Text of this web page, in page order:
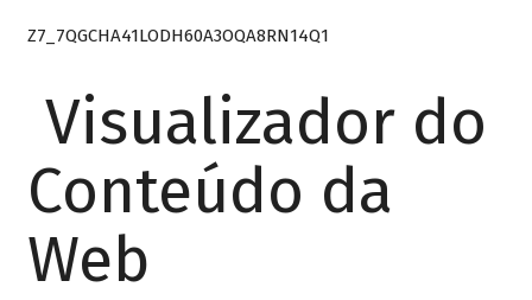
Z7_7QGCHA41LODH60A3OQA8RN14Q1
Visualizador do
Conteúdo da
Web